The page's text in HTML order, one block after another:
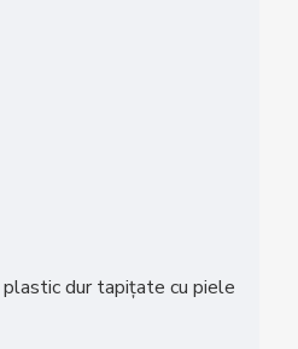
dur tapițate cu piele